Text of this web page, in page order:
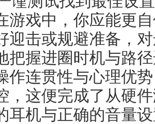
游戏中，你应能更
迎击或规避准备，
把握进圈时机与路
作连贯性与心理优
，这便完成了从硬
耳机与正确的音量